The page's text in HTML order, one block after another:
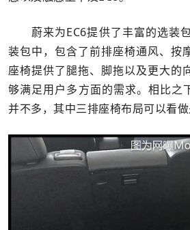
蔚来为EC6提供了丰富的选装
装包中，包含了前排座椅通风、按
座椅提供了腿拖、脚拖以及更大的
够满足用户多方面的需求。相比之
并不多，其中三排座椅布局可以看做